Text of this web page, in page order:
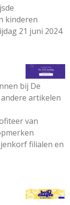
kinderen
21 juni 2024
bij De
artikelen
van
filialen en